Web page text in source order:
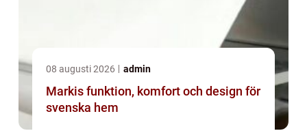
08 augusti 2026 admin
Markis funktion, komfort och design för
svenska hem